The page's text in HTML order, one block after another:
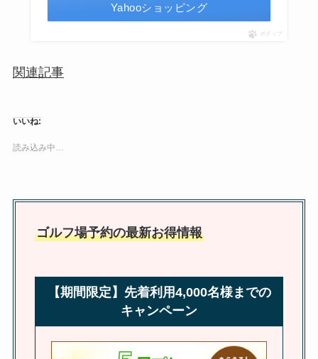
Yahooショッピング
ポチップ
関連記事
いいね:
読み込み中…
ゴルフ場予約の最新お得情報
【期間限定】先着利用4,000名様までの
キャンペーン